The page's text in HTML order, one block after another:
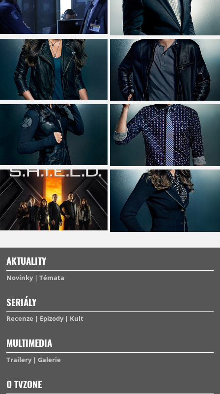
AKTUALITY
Novinky Témata
SERIÁLY
Recenze Epizody Kult
MULTIMEDIA
Trailery Galerie
O TVZONE